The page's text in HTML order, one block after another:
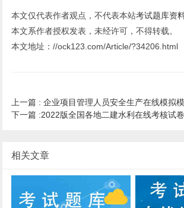
本文仅代表作者观点，不代表本站考试题库资
本文系作者授权发表，未经许可，不得转载。
本文地址：//ock123.com/Article/?34206.html
上一篇 : 企业项目管理人员安全生产在线模拟
下一篇 :2022版全国各地二建水利在线考核试卷
相关文章